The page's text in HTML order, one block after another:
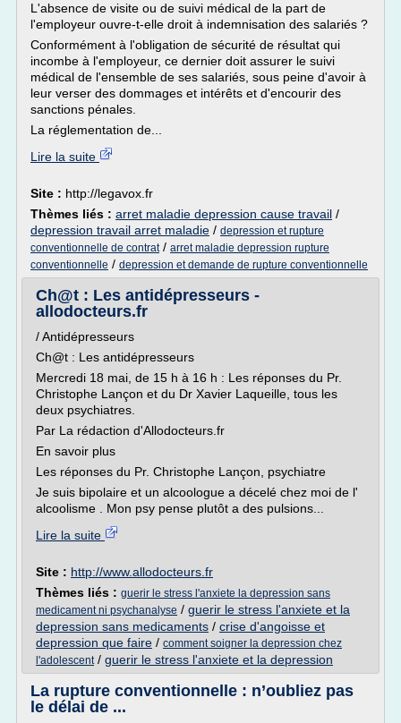
L'absence de visite ou de suivi médical de la part de
l'employeur ouvre-t-elle droit à indemnisation des salariés ?
Conformément à l'obligation de sécurité de résultat qui
incombe à l'employeur, ce dernier doit assurer le suivi
médical de l'ensemble de ses salariés, sous peine d'avoir à
leur verser des dommages et intérêts et d'encourir des
sanctions pénales.
La réglementation de...
Lire la suite
Site : http://legavox.fr
Thèmes liés : arret maladie depression cause travail /
depression travail arret maladie / depression et rupture
conventionnelle de contrat/ arret maladie depression rupture
conventionnelle / depression et demande de rupture conventionnelle
Ch@t : Les antidépresseurs -
allodocteurs.fr
/ Antidépresseurs
Ch@t : Les antidépresseurs
Mercredi 18 mai, de 15 h à 16 h : Les réponses du Pr.
Christophe Lançon et du Dr Xavier Laqueille, tous les
deux psychiatres.
Par La rédaction d'Allodocteurs.fr
En savoir plus
Les réponses du Pr. Christophe Lançon, psychiatre
Je suis bipolaire et un alcoologue a décelé chez moi de l'
alcoolisme . Mon psy pense plutôt a des pulsions...
Lire la suite
Site : http://www.allodocteurs.fr
Thèmes liés : guerir le stress l'anxiete la depression sans
medicament ni psychanalyse / guerir le stress l'anxiete et la
depression sans medicaments / crise d'angoisse et
depression que faire / comment soigner la depression chez
l'adolescent/ guerir le stress l'anxiete et la depression
La rupture conventionnelle : n’oubliez pas
le délai de ...